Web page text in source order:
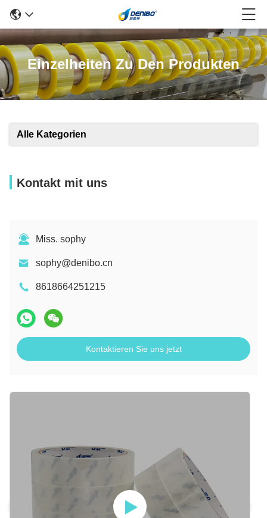
Einzelheiten Zu Den Produkten
Alle Kategorien
Kontakt mit uns
Miss. sophy
sophy@denibo.cn
8618664251215
Kontaktieren Sie uns jetzt